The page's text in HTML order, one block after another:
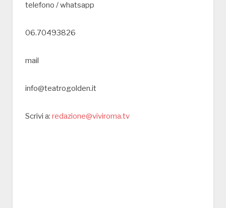
telefono / whatsapp
06.70493826
mail
info@teatrogolden.it
Scrivi a: redazione@viviroma.tv